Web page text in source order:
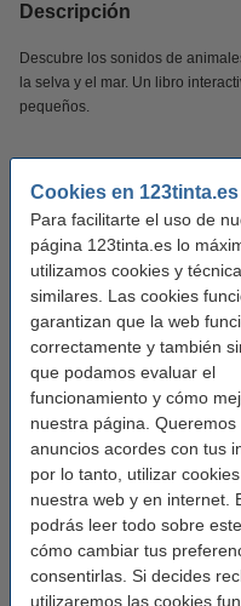
Cookies en 123tinta.es
Para facilitarte el uso de
página 123tinta.es lo
utilizamos cookies y
similares. Las cookies
garantizan que la web
correctamente y también
que podamos evaluar el
funcionamiento y cómo
nuestra página.
anuncios acordes con tus
por lo tanto, utilizar
nuestra web y en internet.
podrás leer todo sobre
cómo cambiar tus
consentirlas. Si decides
utilizaremos las cookies
Descripción
Descubre los sonidos de
la selva y el mar. Un libro
pequeños.
Módulo de sonido con 10
Permite explorar y aprender
Recomendado a partir de 2
¡Presiona los botones, escucha
la naturaleza!
Características
Marca:
Año: A